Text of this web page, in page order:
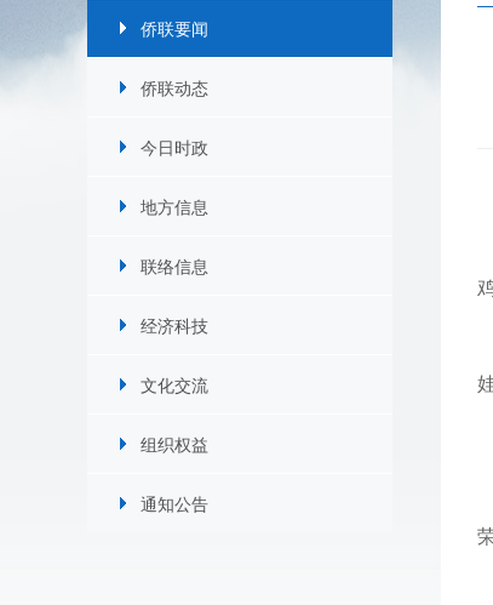
侨联要闻
侨联动态
今日时政
地方信息
联络信息
经济科技
文化交流
组织权益
通知公告